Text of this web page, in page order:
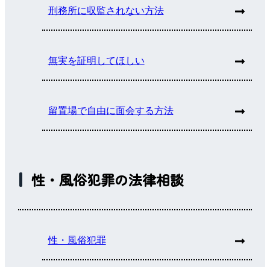
刑務所に収監されない方法
無実を証明してほしい
留置場で自由に面会する方法
性・風俗犯罪の法律相談
性・風俗犯罪